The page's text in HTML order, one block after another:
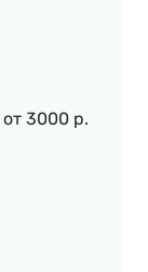
от 3000 р.